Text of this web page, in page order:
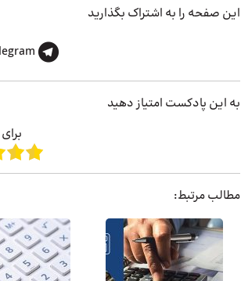
این صفحه را به اشتراک بگذارید
به این پادکست امتیاز دهید
مطالب مرتبط: